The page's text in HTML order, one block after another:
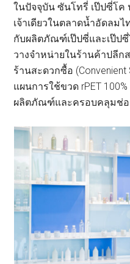
ในปัจจุบัน ซันโทรี่ เป๊ปซี่โค
เจ้าเดียวในตลาดน้ำอัดลมไ
กับผลิตภัณฑ์เป๊ปซี่และเป๊ป
วางจำหน่ายในร้านค้าปลีก
ร้านสะดวกซื้อ
แผนการใช้ขวด rPET
ผลิตภัณฑ์และครอบคลุมช่อ